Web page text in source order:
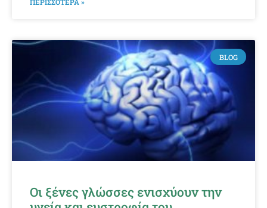
ΠΕΡΙΣΣΟΤΕΡΑ »
BLOG
Οι ξένες γλώσσες ενισχύουν την